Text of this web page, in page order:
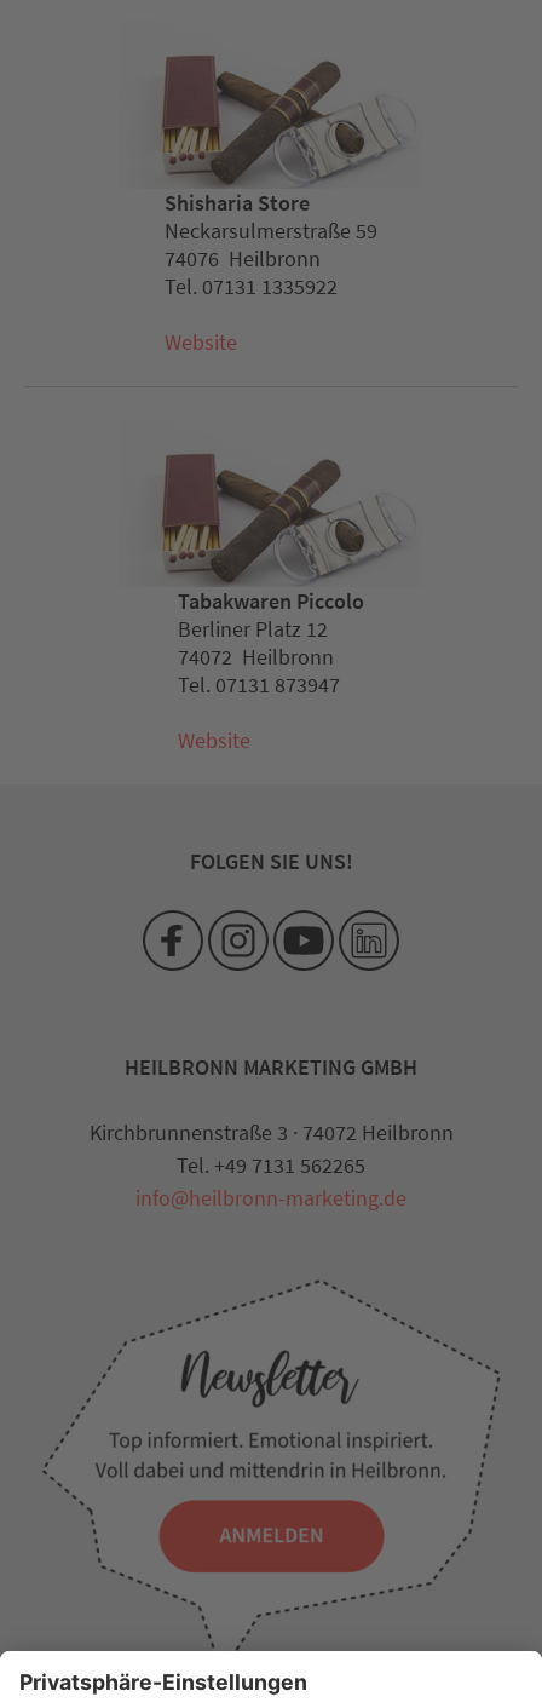
Shisharia Store
Neckarsulmerstraße 59
74076 Heilbronn
Tel. 07131 1335922
Website
Tabakwaren Piccolo
Berliner Platz 12
74072 Heilbronn
Tel. 07131 873947
Website
FOLGEN SIE UNS!
HEILBRONN MARKETING GMBH
Kirchbrunnenstraße 3 · 74072 Heilbronn
Tel. +49 7131 562265
info@heilbronn-marketing.de